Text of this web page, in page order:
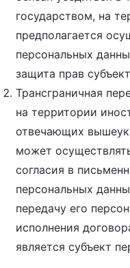
государством, на
предполагается
персональных
защита прав
Трансграничная
на территории
отвечающих
может
согласия в
персональных
передачу его
исполнения
является субъект